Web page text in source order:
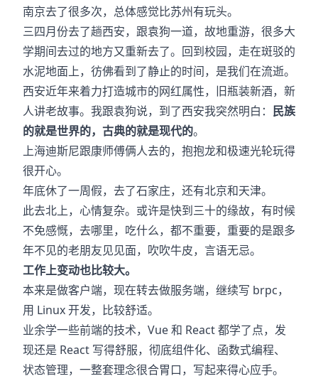
南京去了很多次，总体感觉比苏州有玩头。
三四月份去了趟西安，跟袁狗一道，故地重游，很多大
学期间去过的地方又重新去了。回到校园，走在斑驳的
水泥地面上，彷佛看到了静止的时间，是我们在流逝。
西安近年来着力打造城市的网红属性，旧瓶装新酒，新
人讲老故事。我跟袁狗说，到了西安我突然明白： 民族
的就是世界的，古典的就是现代的。
上海迪斯尼跟康师傅俩人去的，抱抱龙和极速光轮玩得
很开心。
年底休了一周假，去了石家庄，还有北京和天津。
此去北上，心情复杂。或许是快到三十的缘故，有时候
不免感慨，去哪里，吃什么，都不重要，重要的是跟多
年不见的老朋友见见面，吹吹牛皮，言语无忌。
工作上变动也比较大。
本来是做客户端，现在转去做服务端，继续写 brpc，
用 Linux 开发，比较舒适。
业余学一些前端的技术，Vue 和 React 都学了点，发
现还是 React 写得舒服，彻底组件化、函数式编程、
状态管理，一整套理念很合胃口，写起来得心应手。